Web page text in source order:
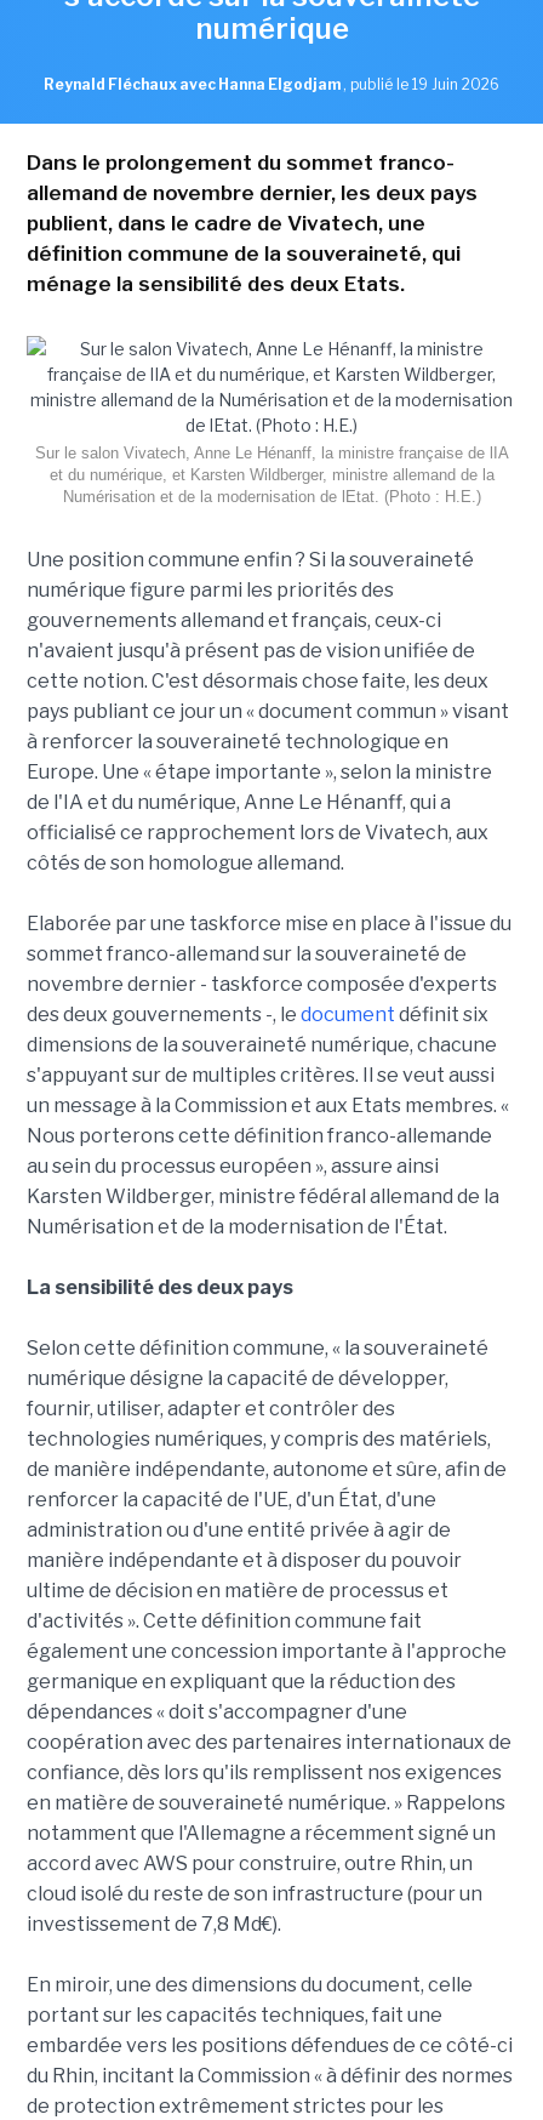
numérique
Reynald Fléchaux avec Hanna Elgodjam , publié le 19 Juin 2026
Dans le prolongement du sommet franco-
allemand de novembre dernier, les deux pays
publient, dans le cadre de Vivatech, une
définition commune de la souveraineté, qui
ménage la sensibilité des deux Etats.
Sur le salon Vivatech, Anne Le Hénanff, la ministre française de lIA
et du numérique, et Karsten Wildberger, ministre allemand de la
Numérisation et de la modernisation de lEtat. (Photo : H.E.)
Une position commune enfin ? Si la souveraineté
numérique figure parmi les priorités des
gouvernements allemand et français, ceux-ci
n'avaient jusqu'à présent pas de vision unifiée de
cette notion. C'est désormais chose faite, les deux
pays publiant ce jour un « document commun » visant
à renforcer la souveraineté technologique en
Europe. Une « étape importante », selon la ministre
de l'IA et du numérique, Anne Le Hénanff, qui a
officialisé ce rapprochement lors de Vivatech, aux
côtés de son homologue allemand.
Elaborée par une taskforce mise en place à l'issue du
sommet franco-allemand sur la souveraineté de
novembre dernier - taskforce composée d'experts
des deux gouvernements -, le document définit six
dimensions de la souveraineté numérique, chacune
s'appuyant sur de multiples critères. Il se veut aussi
un message à la Commission et aux Etats membres. «
Nous porterons cette définition franco-allemande
au sein du processus européen », assure ainsi
Karsten Wildberger, ministre fédéral allemand de la
Numérisation et de la modernisation de l'État.
La sensibilité des deux pays
Selon cette définition commune, « la souveraineté
numérique désigne la capacité de développer,
fournir, utiliser, adapter et contrôler des
technologies numériques, y compris des matériels,
de manière indépendante, autonome et sûre, afin de
renforcer la capacité de l'UE, d'un État, d'une
administration ou d'une entité privée à agir de
manière indépendante et à disposer du pouvoir
ultime de décision en matière de processus et
d'activités ». Cette définition commune fait
également une concession importante à l'approche
germanique en expliquant que la réduction des
dépendances « doit s'accompagner d'une
coopération avec des partenaires internationaux de
confiance, dès lors qu'ils remplissent nos exigences
en matière de souveraineté numérique. » Rappelons
notamment que l'Allemagne a récemment signé un
accord avec AWS pour construire, outre Rhin, un
cloud isolé du reste de son infrastructure (pour un
investissement de 7,8 Md€).
En miroir, une des dimensions du document, celle
portant sur les capacités techniques, fait une
embardée vers les positions défendues de ce côté-ci
du Rhin, incitant la Commission « à définir des normes
de protection extrêmement strictes pour les